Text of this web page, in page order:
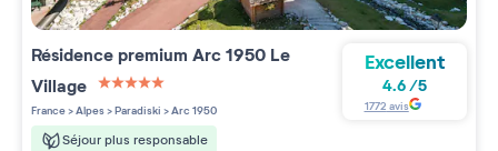
Résidence premium Arc 1950 Le
Village
5 étoiles sur 5
France>Alpes>Paradiski >Arc 1950
Séjour plus responsable
Excellent
4.6/5
1772 avis